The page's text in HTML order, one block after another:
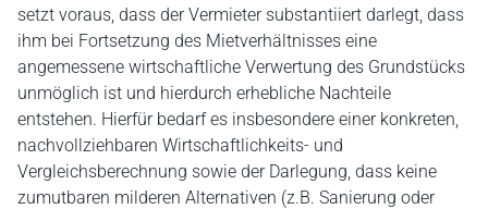
setzt voraus, dass der Vermieter substantiiert darlegt, dass
ihm bei Fortsetzung des Mietverhältnisses eine
angemessene wirtschaftliche Verwertung des Grundstücks
unmöglich ist und hierdurch erhebliche Nachteile
entstehen. Hierfür bedarf es insbesondere einer konkreten,
nachvollziehbaren Wirtschaftlichkeits- und
Vergleichsberechnung sowie der Darlegung, dass keine
zumutbaren milderen Alternativen (z.B. Sanierung oder